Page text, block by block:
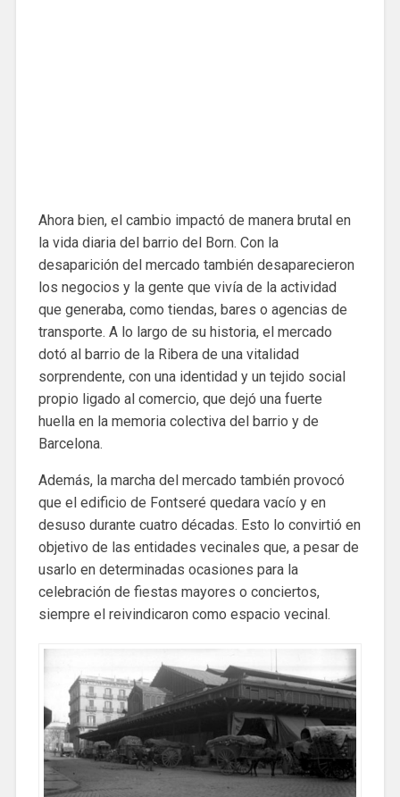
Ahora bien, el cambio impactó de manera brutal en
la vida diaria del barrio del Born. Con la
desaparición del mercado también desaparecieron
los negocios y la gente que vivía de la actividad
que generaba, como tiendas, bares o agencias de
transporte. A lo largo de su historia, el mercado
dotó al barrio de la Ribera de una vitalidad
sorprendente, con una identidad y un tejido social
propio ligado al comercio, que dejó una fuerte
huella en la memoria colectiva del barrio y de
Barcelona.
Además, la marcha del mercado también provocó
que el edificio de Fontseré quedara vacío y en
desuso durante cuatro décadas. Esto lo convirtió en
objetivo de las entidades vecinales que, a pesar de
usarlo en determinadas ocasiones para la
celebración de fiestas mayores o conciertos,
siempre el reivindicaron como espacio vecinal.